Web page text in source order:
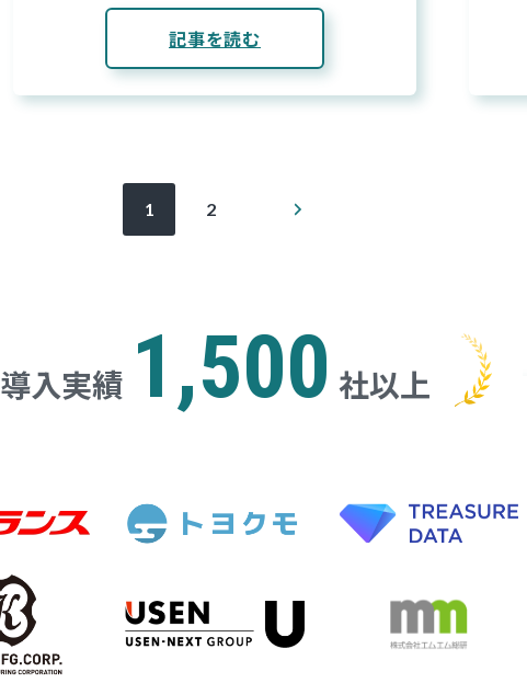
記事を読む
1 2
導入実績 1,500 社以上